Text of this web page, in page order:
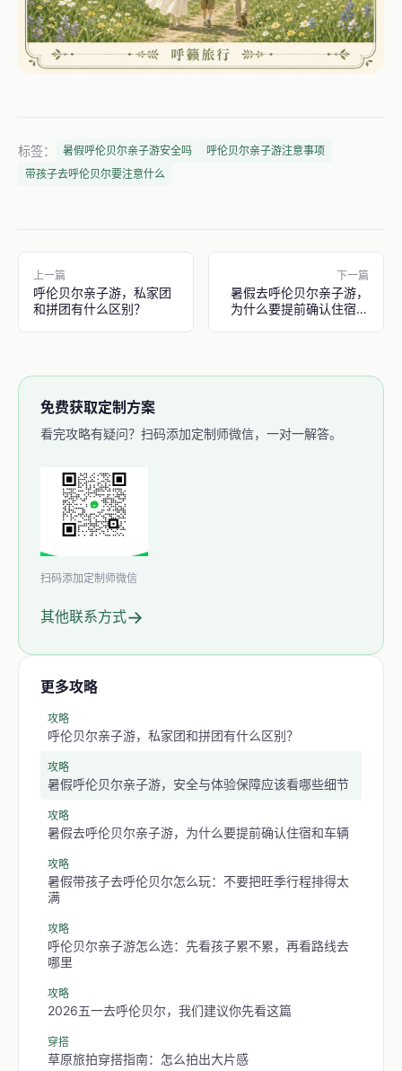
标签： 暑假呼伦贝尔亲子游安全吗
呼伦贝尔亲子游注意事项
带孩子去呼伦贝尔要注意什么
上一篇
呼伦贝尔亲子游，私家团
和拼团有什么区别？
下一篇
暑假去呼伦贝尔亲子游，
为什么要提前确认住宿和
免费获取定制方案
看完攻略有疑问？扫码添加定制师微信，一对一解答。
扫码添加定制师微信
其他联系方式→
更多攻略
攻略
呼伦贝尔亲子游，私家团和拼团有什么区别？
攻略
暑假呼伦贝尔亲子游，安全与体验保障应该看哪些细节
攻略
暑假去呼伦贝尔亲子游，为什么要提前确认住宿和车辆
攻略
暑假带孩子去呼伦贝尔怎么玩：不要把旺季行程排得太
满
攻略
呼伦贝尔亲子游怎么选：先看孩子累不累，再看路线去
哪里
攻略
2026五一去呼伦贝尔，我们建议你先看这篇
穿搭
草原旅拍穿搭指南：怎么拍出大片感